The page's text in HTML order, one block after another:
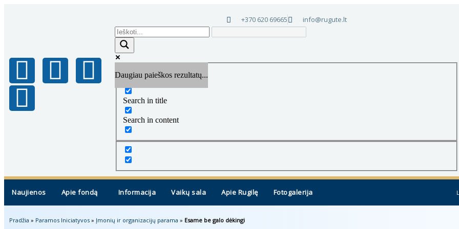
+370 620 69665 info@rugute.lt
Daugiau paieškos rezultatų...
Exact matches only
Search in title
Search in content
Naujienos Apie fondą Informacija Vaikų sala Apie Rugilę Fotogalerija
Pradžia » Paramos Iniciatyvos » Įmonių ir organizacijų parama » Esame be galo dėkingi